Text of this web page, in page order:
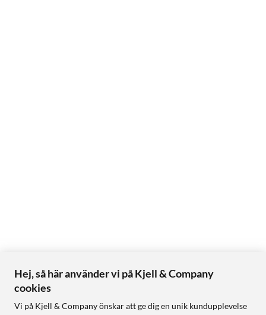
Hej, så här använder vi på Kjell & Company
cookies
Vi på Kjell & Company önskar att ge dig en unik kundupplevelse